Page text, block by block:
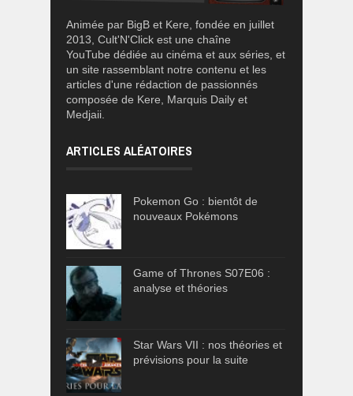
Animée par BigB et Kere, fondée en juillet
2013, Cult'N'Click est une chaîne
YouTube dédiée au cinéma et aux séries, et
un site rassemblant notre contenu et les
articles d'une rédaction de passionnés
composée de Kere, Marquis Daily et
Medjaii.
ARTICLES ALÉATOIRES
Pokemon Go : bientôt de
nouveaux Pokémons
Game of Thrones S07E06 :
analyse et théories
Star Wars VII : nos théories et
prévisions pour la suite